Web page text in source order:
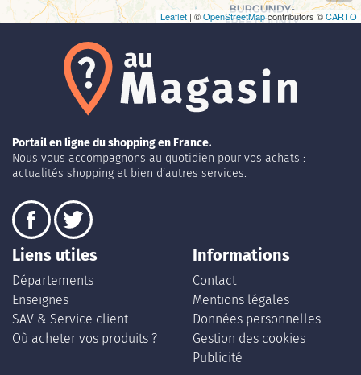
Leaflet | ©OpenStreetMapcontributors ©CARTO
Portail en ligne du shopping en France.
Nous vous accompagnons au quotidien pour vos achats :
actualités shopping et bien d’autres services.
Liens utiles
Départements
Enseignes
SAV & Service client
Où acheter vos produits ?
Informations
Contact
Mentions légales
Données personnelles
Gestion des cookies
Publicité